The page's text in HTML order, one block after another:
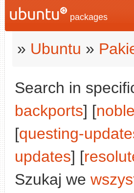
packages
» Ubuntu »
Search in
backports] [noble
[questing-
updates] [
Szukaj we